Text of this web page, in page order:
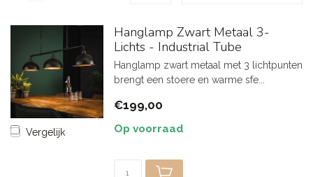
Vergelijk
Hanglamp Zwart Metaal 3-
Lichts - Industrial Tube
Hanglamp zwart metaal met 3 lichtpunten
brengt een stoere en warme sfe...
€199,00
Op voorraad